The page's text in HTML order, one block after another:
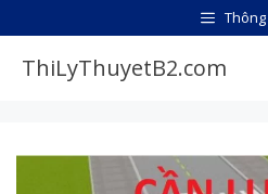
đến
nộiThiLyThuyetB2.com